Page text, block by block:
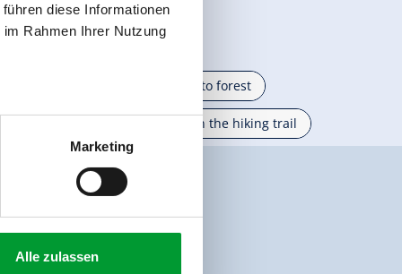
diese Informationen
Rahmen Ihrer Nutzung
Marketing
Alle zulassen
close to forest
on the hiking trail